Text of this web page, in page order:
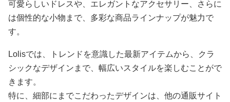
きます。
特に、細部にまでこだわったデザインは、他の通販サイト
では味わえない特別感を提供してくれます。
また、サイトは使いやすく、目的のアイテムを簡単に見つ
けることができるため、初めての方でも安心してショッピ
ングを楽しめます。
さらに、定期的に開催されるセールやキャンペーンも見逃